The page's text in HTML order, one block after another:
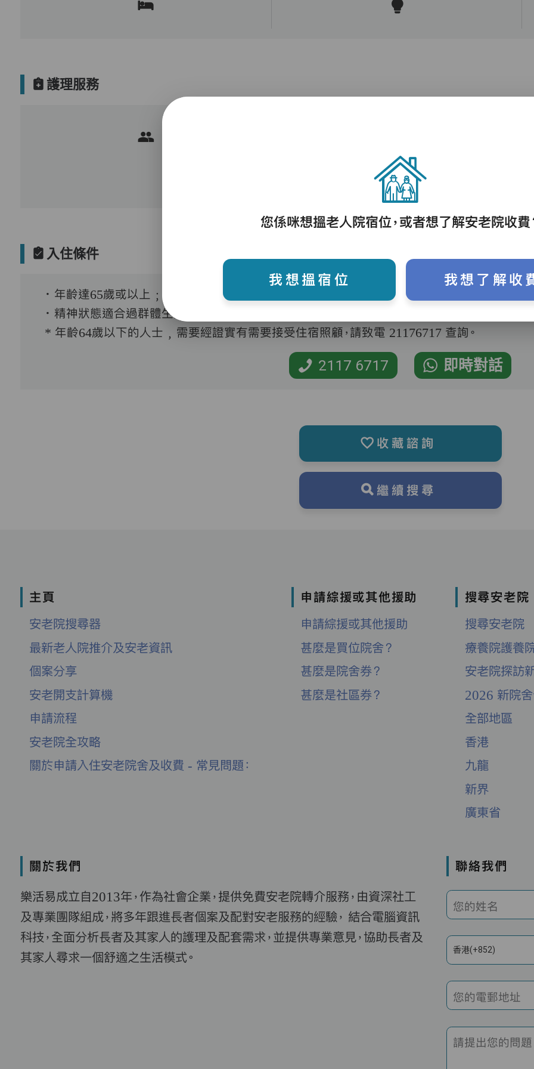
護理服務
護理評估、執藥、核派藥、量度生命表徵、協
助沐浴、餵飯、換尿片
入住條件
．年齡達65歲或以上﹔
．精神狀態適合過群體生活。
* 年齡64歲以下的人士﹐需要經證實有需要接受住宿照顧，請致電 21176717 查詢。
2117 6717 即時對話
收藏諮詢
繼續搜尋
主頁
安老院搜尋器
最新老人院推介及安老資訊
個案分享
安老開支計算機
申請流程
安老院全攻略
關於申請入住安老院舍及收費 - 常見問題：
申請綜援或其他援助
申請綜援或其他援助
甚麼是買位院舍？
甚麼是院舍券？
甚麼是社區券？
搜尋安老院
搜尋安老院
療養院護養
安老院探訪
2026 新院
全部地區
香港
九龍
新界
廣東省
關於我們
樂活易成立自2013年，作為社會企業，提供免費安老院轉介服務，由資深社工
及專業團隊組成，將多年跟進長者個案及配對安老服務的經驗， 結合電腦資訊
科技，全面分析長者及其家人的護理及配套需求，並提供專業意見，協助長者及
其家人尋求一個舒適之生活模式。
聯絡我們
您的姓名
香港(+852)
您的電郵地址
請提出您的問題
您係咪想搵老人院宿位，或者想了解安老院收費
我想搵宿位 我想了解收